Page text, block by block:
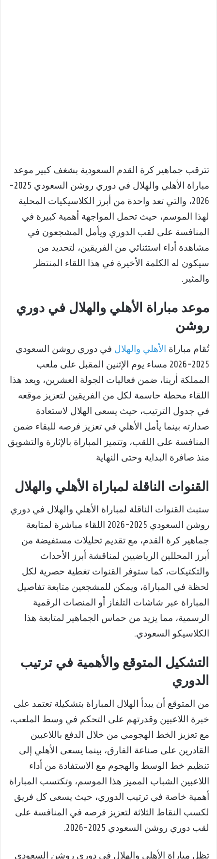
تترقب جماهير كرة القدم السعودية بشغف كبير موعد
مباراة الأهلي والهلال في دوري روشن السعودي 2025-
2026، والتي تعد واحدة من أبرز الكلاسيكيات المحلية
لهذا الموسم، حيث تحمل المواجهة أهمية كبيرة في
المنافسة على لقب الدوري ويأمل المشجعون في
مشاهدة أداء استثنائي من الفريقين، لتحديد من
سيكون له الكلمة الأخيرة في هذا اللقاء المنتظر
والمثير.
موعد مباراة الأهلي والهلال في دوري
روشن
تُقام مباراة الأهلي والهلال في دوري روشن السعودي
2025-2026 مساء يوم الإثنين المقبل على ملعب
المملكة أرينا، ضمن فعاليات الجولة العشرين، ويعد هذا
اللقاء محطة حاسمة لكل من الفريقين لتعزيز موقعه
في جدول الترتيب، حيث يسعى الهلال لاستعادة
صدارته بينما يأمل الأهلي في تعزيز فرصه للبقاء ضمن
المنافسة على اللقب، وتتميز المباراة بالإثارة والتشويق
منذ صافرة البداية وحتى النهاية
القنوات الناقلة لمباراة الأهلي والهلال
ستبث القنوات الناقلة لمباراة الأهلي والهلال في دوري
روشن السعودي 2025-2026 اللقاء مباشرة لمتابعة
جماهير كرة القدم، مع تقديم تحليلات مستفيضة من
أبرز المحللين الرياضيين لمناقشة أبرز الأحداث
والتكتيكات، كما ستوفر القنوات تغطية حصرية لكل
لحظة في المباراة، ويمكن للمشجعين متابعة تفاصيل
المباراة عبر شاشات التلفاز أو المنصات الرقمية
الرسمية، مما يزيد من حماس الجماهير لمتابعة هذا
الكلاسيكو السعودي.
التشكيل المتوقع والأهمية في ترتيب
الدوري
من المتوقع أن يبدأ الهلال المباراة بتشكيلة تعتمد على
خبرة اللاعبين وقدرتهم على التحكم في وسط الملعب،
مع تعزيز الخط الهجومي من خلال الدفع باللاعبين
القادرين على صناعة الفارق، بينما يسعى الأهلي إلى
تنظيم خط الوسط والهجوم مع الاستفادة من أداء
اللاعبين الشباب المميز هذا الموسم، وتكتسب المباراة
أهمية خاصة في ترتيب الدوري، حيث يسعى كل فريق
لكسب النقاط الثلاثة لتعزيز فرصه في المنافسة على
لقب دوري روشن السعودي 2025-2026.
تظل مباراة الأهلي والهلال في دوري روشن السعودي